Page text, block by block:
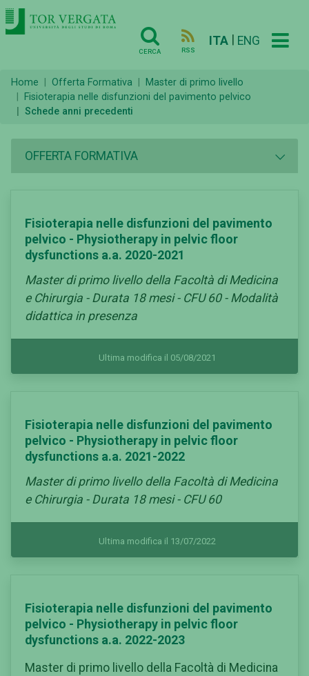
CERCA RSS
ITA ENG
Home Offerta Formativa
Master di primo livello
Fisioterapia nelle disfunzioni del pavimento pelvico
Schede anni precedenti
OFFERTA FORMATIVA
Fisioterapia nelle disfunzioni del pavimento
pelvico - Physiotherapy in pelvic floor
dysfunctions a.a. 2020-2021
Master di primo livello della Facoltà di Medicina
e Chirurgia - Durata 18 mesi - CFU 60 - Modalità
didattica in presenza
Ultima modifica il 05/08/2021
Fisioterapia nelle disfunzioni del pavimento
pelvico - Physiotherapy in pelvic floor
dysfunctions a.a. 2021-2022
Master di primo livello della Facoltà di Medicina
e Chirurgia - Durata 18 mesi - CFU 60
Ultima modifica il 13/07/2022
Fisioterapia nelle disfunzioni del pavimento
pelvico - Physiotherapy in pelvic floor
dysfunctions a.a. 2022-2023
Master di primo livello della Facoltà di Medicina